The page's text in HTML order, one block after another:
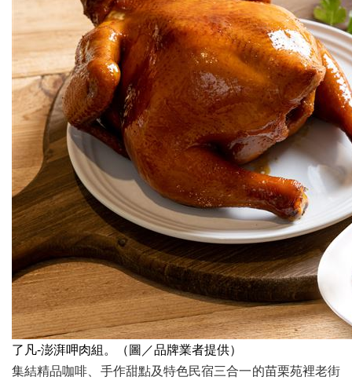
了凡-澎湃呷肉組。（圖／品牌業者提供）
集結精品咖啡、手作甜點及特色民宿三合一的苗栗苑裡老街